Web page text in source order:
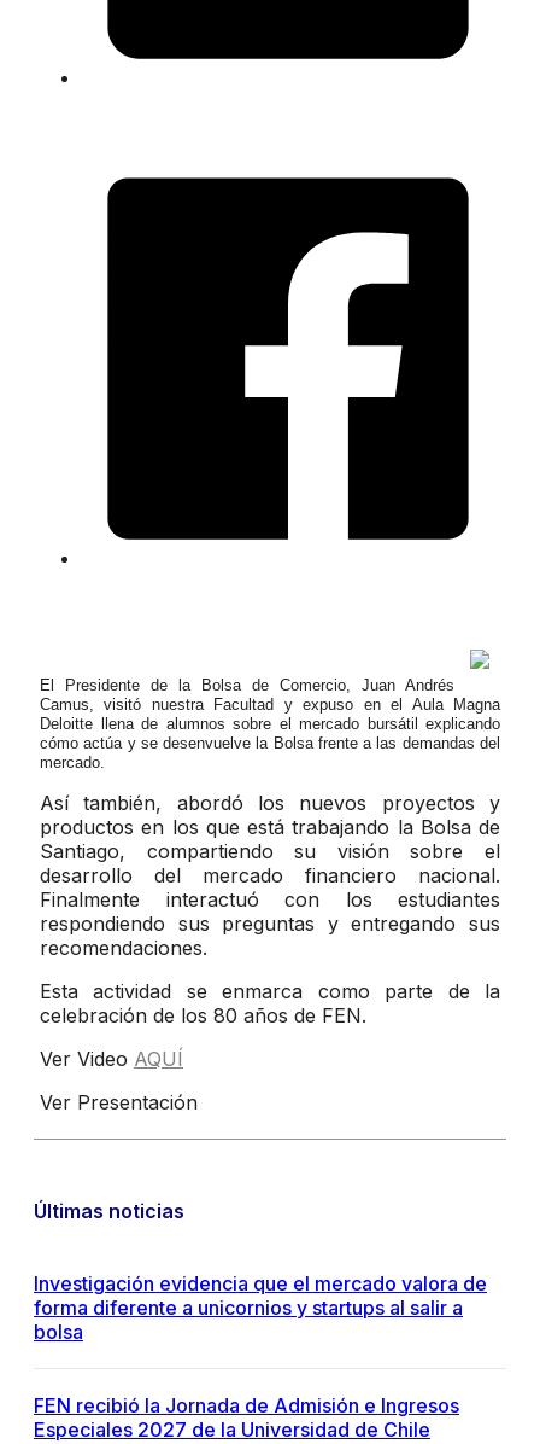
El Presidente de la Bolsa de Comercio, Juan Andrés
Camus, visitó nuestra Facultad y expuso en el Aula Magna
Deloitte llena de alumnos sobre el mercado bursátil explicando
cómo actúa y se desenvuelve la Bolsa frente a las demandas del
mercado.
Así también, abordó los nuevos proyectos y
productos en los que está trabajando la Bolsa de
Santiago, compartiendo su visión sobre el
desarrollo del mercado financiero nacional.
Finalmente interactuó con los estudiantes
respondiendo sus preguntas y entregando sus
recomendaciones.
Esta actividad se enmarca como parte de la
celebración de los 80 años de FEN.
Ver Video AQUÍ
Ver Presentación
Últimas noticias
Investigación evidencia que el mercado valora de
forma diferente a unicornios y startups al salir a
bolsa
FEN recibió la Jornada de Admisión e Ingresos
Especiales 2027 de la Universidad de Chile